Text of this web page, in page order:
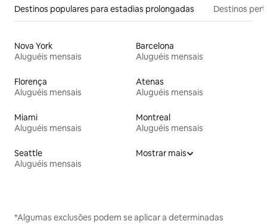
Destinos populares para estadias prolongadas Destinos
Nova York
Aluguéis mensais
Barcelona
Aluguéis mensais
Florença
Aluguéis mensais
Atenas
Aluguéis mensais
Miami
Aluguéis mensais
Montreal
Aluguéis mensais
Seattle
Aluguéis mensais
Mostrar mais
*Algumas exclusões podem se aplicar a determinadas